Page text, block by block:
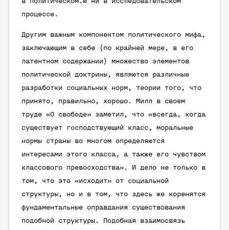
процессе.
Другим важным компонентом политического мифа,
заключающим в себе (по крайней мере, в его
латентном содержании) множество элементов
политической доктрины, являются различные
разработки социальных норм, теории того, что
принято, правильно, хорошо. Милл в своем
труде «О свободе» заметил, что «всегда, когда
существует господствующий класс, моральные
нормы страны во многом определяются
интересами этого класса, а также его чувством
классового превосходства». И дело не только в
том, что это «исходит» от социальной
структуры, но и в том, что здесь же коренятся
фундаментальные оправдания существования
подобной структуры. Подобная взаимосвязь